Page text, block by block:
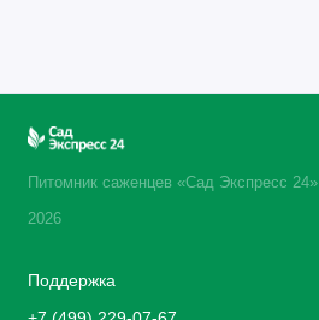
Питомник саженцев «Сад Экспресс 24»
2026
Поддержка